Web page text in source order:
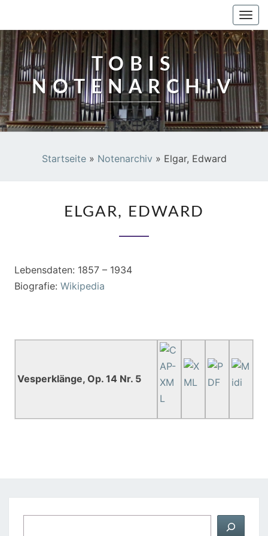
TOBIS
NOTENARCHIV
Startseite» Notenarchiv » Elgar, Edward
EDWARD
ELGAR, EDWARD
Lebensdaten: 1857 – 1934
Biografie: Wikipedia
Vesperklänge, Op. 14 Nr. 5